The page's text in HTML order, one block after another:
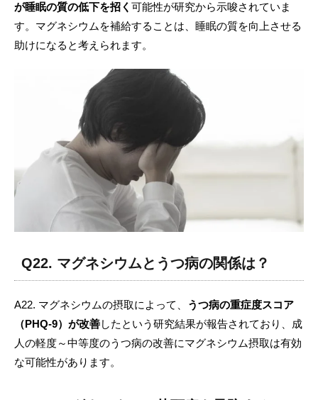
が睡眠の質の低下を招く 可能性が研究から示唆されていま
す。マグネシウムを補給することは、睡眠の質を向上させる
助けになると考えられます。
Q22. マグネシウムとうつ病の関係は？
A22. マグネシウムの摂取によって、
うつ病の重症度スコア
（PHQ-9）が改善したという研究結果が報告されており、成
人の軽度～中等度のうつ病の改善にマグネシウム摂取は有効
な可能性があります。